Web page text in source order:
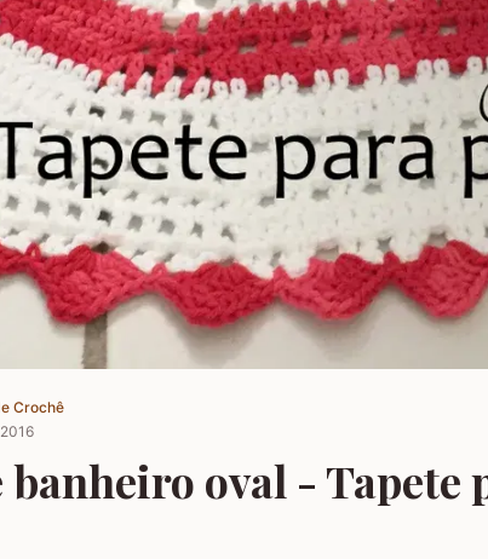
Crochê
banheiro oval - Tapete